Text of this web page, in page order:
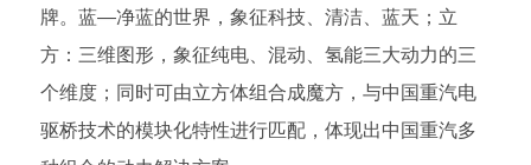
牌。蓝—净蓝的世界，象征科技、清洁、蓝天；立
方：三维图形，象征纯电、混动、氢能三大动力的三
个维度；同时可由立方体组合成魔方，与中国重汽电
驱桥技术的模块化特性进行匹配，体现出中国重汽多